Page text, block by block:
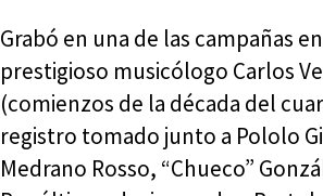
Grabó en una de las campañas
prestigioso musicólogo Carlos
(comienzos de la década del
registro tomado junto a Pololo
Medrano Rosso, “Chueco”